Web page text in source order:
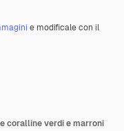
e modificale con il
coralline verdi e marroni